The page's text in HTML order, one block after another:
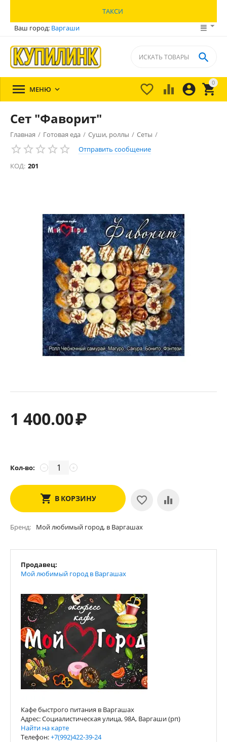
ТАКСИ
Ваш город: Варгаши
0


 

 МЕНЮ 
Сет "Фаворит"
Главная / Готовая еда / Суши, роллы / Сеты /
Отправить сообщение
КОД: 201
1 400.00₽
Кол-во: +
−
В КОРЗИНУ
Бренд Мой любимый город, в Варгашах
Продавец:
Мой любимый город в Варгашах
Кафе быстрого питания в Варгашах
Адрес: Социалистическая улица, 98А, Варгаши (рп)
Найти на карте
Телефон:+7(992)422-39-24